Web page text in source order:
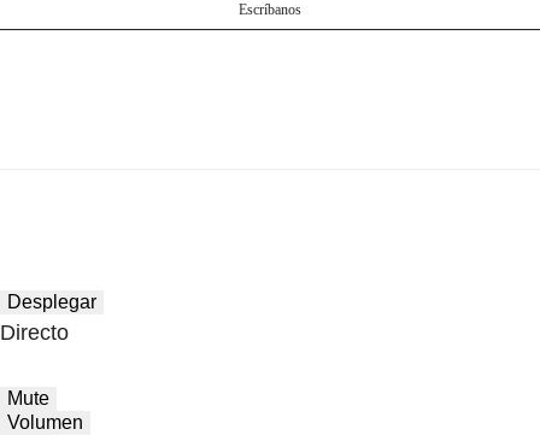
Escríbanos
Desplegar
Directo
Mute
Volumen